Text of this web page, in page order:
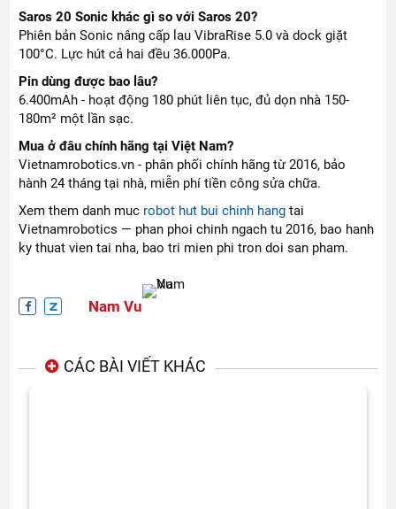
Saros 20 Sonic khác gì so với Saros 20?
Phiên bản Sonic nâng cấp lau VibraRise 5.0 và dock giặt
100°C. Lực hút cả hai đều 36.000Pa.
Pin dùng được bao lâu?
6.400mAh - hoạt động 180 phút liên tục, đủ dọn nhà 150-
180m² một lần sạc.
Mua ở đâu chính hãng tại Việt Nam?
Vietnamrobotics.vn - phân phối chính hãng từ 2016, bảo
hành 24 tháng tại nhà, miễn phí tiền công sửa chữa.
Xem them danh muc robot hut bui chinh hang tai
Vietnamrobotics — phan phoi chinh ngach tu 2016, bao hanh
ky thuat vien tai nha, bao tri mien phi tron doi san pham.
Nam Vu
CÁC BÀI VIẾT KHÁC